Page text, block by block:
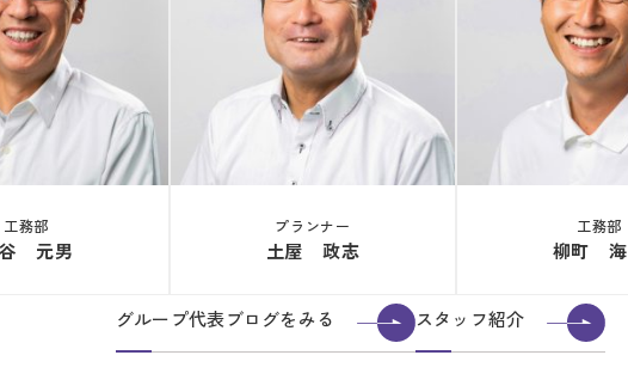
工務部
元男
プランナー
土屋 政志
工務部
柳町
グループ代表ブログをみる スタッフ紹介